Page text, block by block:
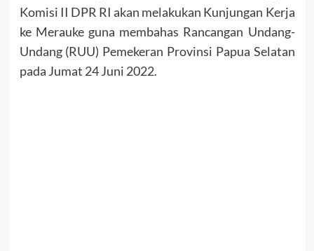
Komisi II DPR RI akan melakukan Kunjungan Kerja
ke Merauke guna membahas Rancangan Undang-
Undang (RUU) Pemekeran Provinsi Papua Selatan
pada Jumat 24 Juni 2022.